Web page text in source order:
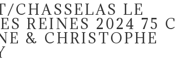
CHASSELAS LE
REINES 2024 75
& CHRISTOPHE